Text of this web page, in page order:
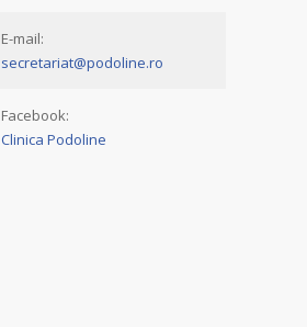
E-mail:
secretariat@podoline.ro
Facebook:
Clinica Podoline